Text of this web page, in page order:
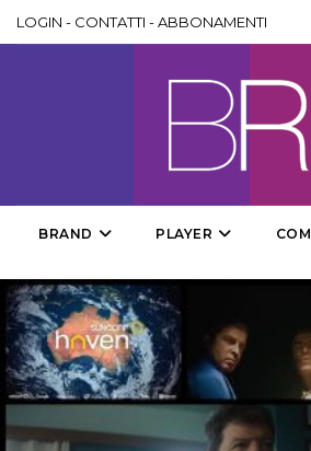
LOGIN - CONTATTI -ABBONAMENTI
BRAND PLAYER